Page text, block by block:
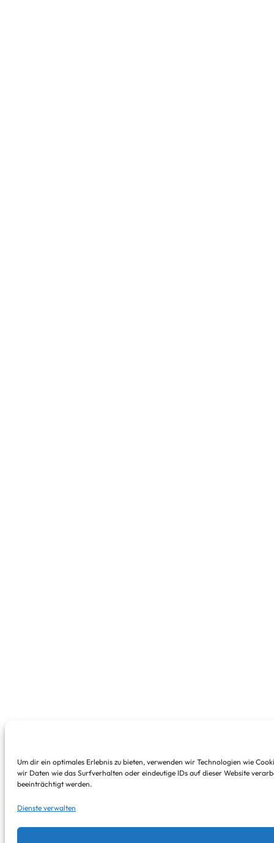
Um dir ein optimales Erlebnis zu bieten, verwenden wir Technologien wie
wir Daten wie das Surfverhalten oder eindeutige IDs auf dieser Website
beeinträchtigt werden.
Dienste verwalten